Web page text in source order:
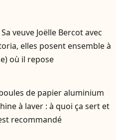
veuve Joëlle Bercot avec
elles posent ensemble à
où il repose
de papier aluminium
à laver : à quoi ça sert et
recommandé